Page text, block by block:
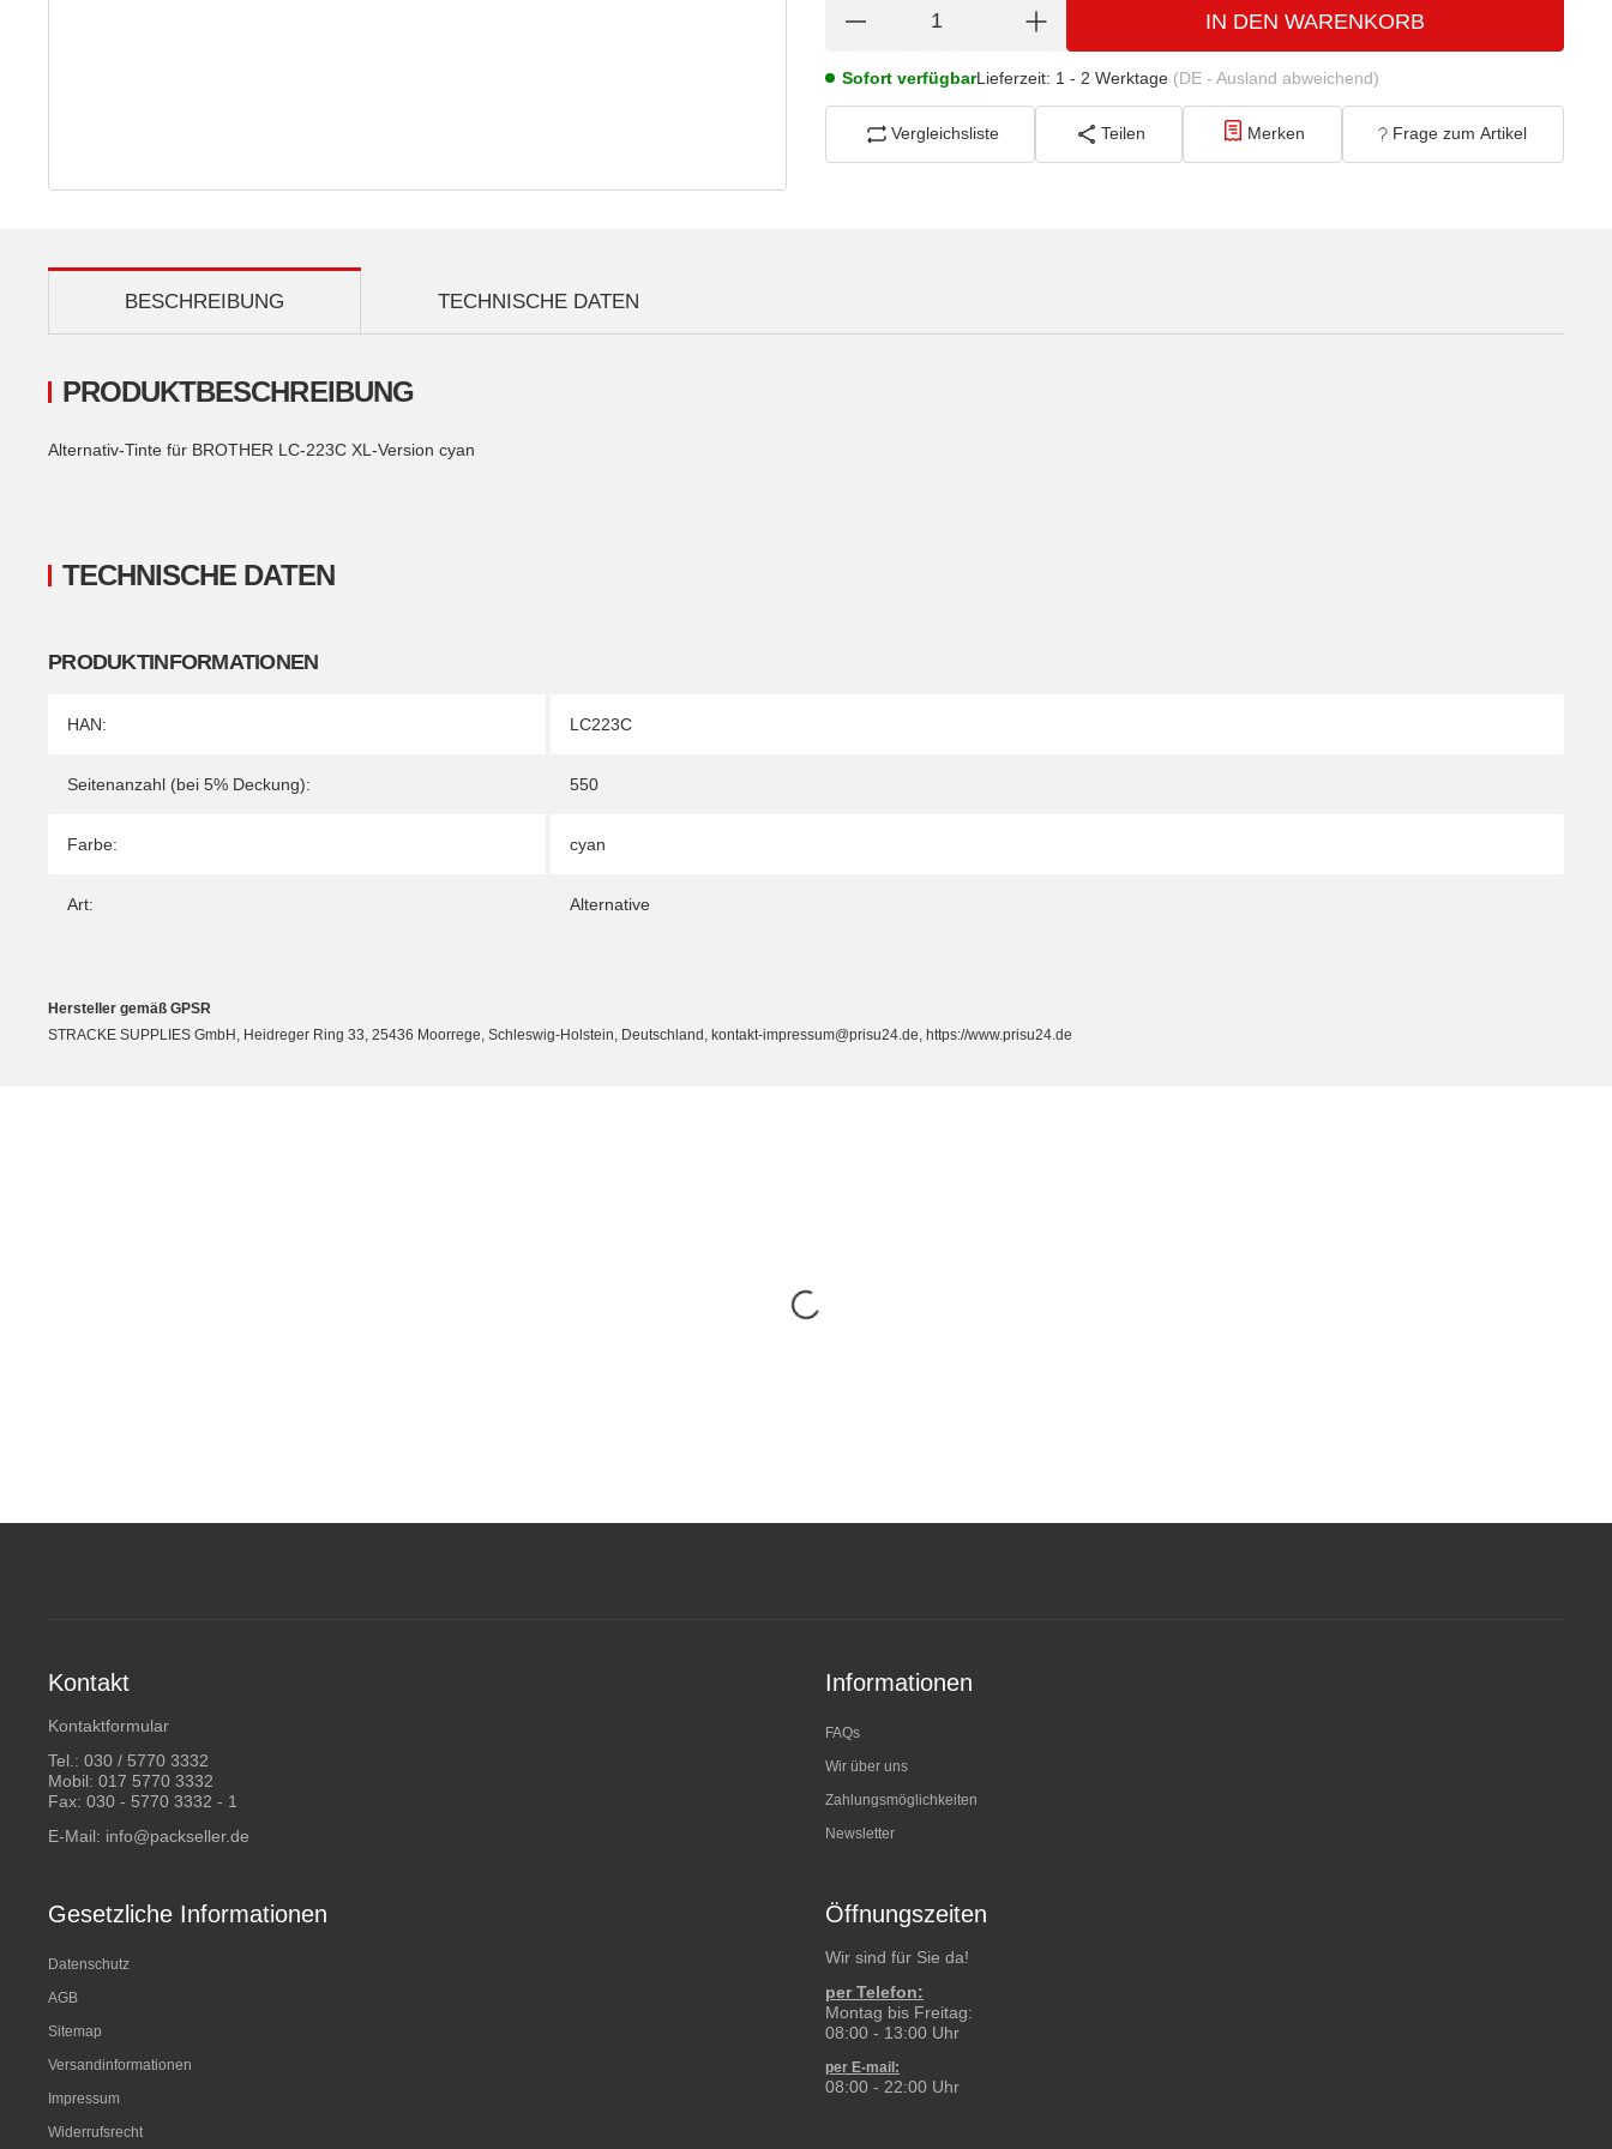
IN DEN WARENKORB
Sofort verfügbarLieferzeit: 1 - 2 Werktage (DE - Ausland abweichend)
Vergleichsliste Teilen Merken Frage zum Artikel
TECHNISCHE DATEN
BESCHREIBUNG
TECHNISCHE DATEN
PRODUKTINFORMATIONEN
Produkteigenschaft
Wert
HAN: LC223C
Seitenanzahl (bei 5% Deckung): 550
Farbe: cyan
Art: Alternative
PRODUKTBESCHREIBUNG
Alternativ-Tinte für BROTHER LC-223C XL-Version cyan
Hersteller gemäß GPSR
STRACKE SUPPLIES GmbH, Heidreger Ring 33, 25436 Moorrege, Schleswig-Holstein, Deutschland, kontakt-impressum@prisu24.de, https://www.prisu24.de
Kontakt
Kontaktformular
Tel.: 030 / 5770 3332
Mobil: 017 5770 3332
Fax: 030 - 5770 3332 - 1
E-Mail: info@packseller.de
Informationen
FAQs
Wir über uns
Zahlungsmöglichkeiten
Newsletter
Gesetzliche Informationen
Datenschutz
AGB
Sitemap
Versandinformationen
Impressum
Widerrufsrecht
Öffnungszeiten
Wir sind für Sie da!
per Telefon:
Montag bis Freitag:
08:00 - 13:00 Uhr
per E-mail:
08:00 - 22:00 Uhr